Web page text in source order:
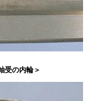
受の内輪＞